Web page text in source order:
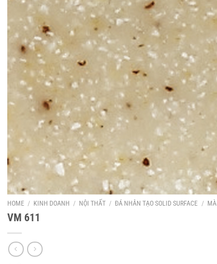
HOME / KINH DOANH / NỘI THẤT / ĐÁ NHÂN TẠO SOLID SURFACE /
VM 611